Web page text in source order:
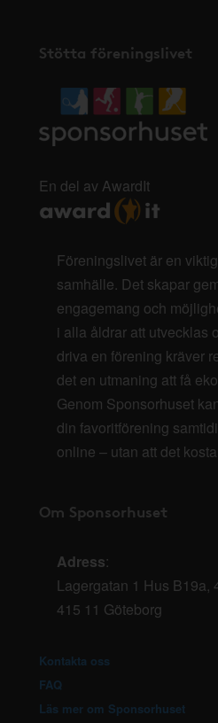
Stötta föreningslivet
En del av AwardIt
Föreningslivet är en
samhälle. Det skapar
engagemang och
i alla åldrar att utvecklas
driva en förening kräver
det en utmaning att få
Genom Sponsorhuset
din favoritförening
online – utan att det
Om Sponsorhuset
Adress:
Lagergatan 1 Hus B19a,
415 11 Göteborg
Kontakta oss
FAQ
Läs mer om Sponsorhuset